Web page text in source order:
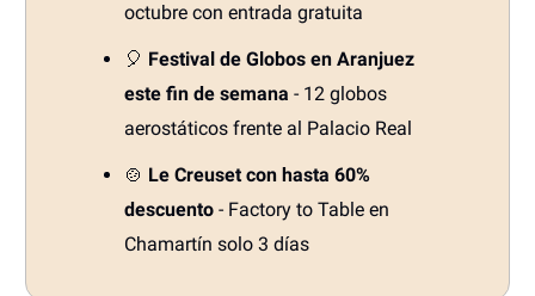
octubre con entrada gratuita
🎈 Festival de Globos en Aranjuez
este fin de semana - 12 globos
aerostáticos frente al Palacio Real
🍲 Le Creuset con hasta 60%
descuento - Factory to Table en
Chamartín solo 3 días